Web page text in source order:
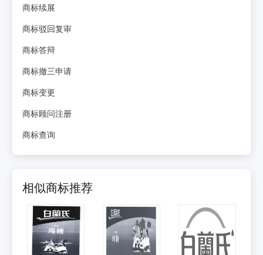
商标续展
商标驳回复审
商标答辩
商标撤三申请
商标变更
商标顾问注册
商标查询
相似商标推荐